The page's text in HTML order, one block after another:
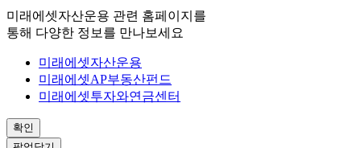
미래에셋자산운용 관련 홈페이지를
통해 다양한 정보를 만나보세요
미래에셋자산운용
미래에셋AP부동산펀드
미래에셋투자와연금센터
확인